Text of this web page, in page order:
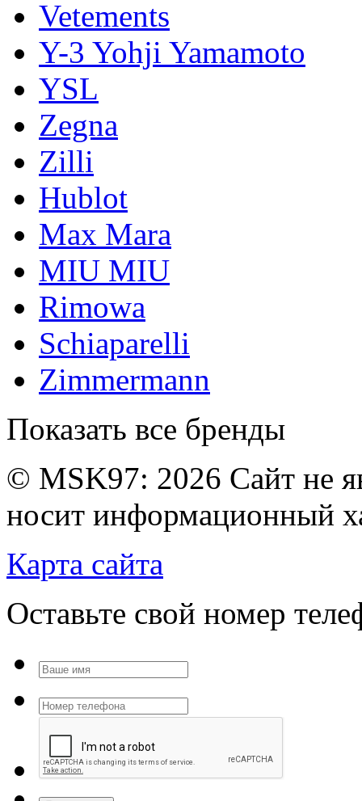
Vetements
Y-3 Yohji Yamamoto
YSL
Zegna
Zilli
Hublot
Max Mara
MIU MIU
Rimowa
Schiaparelli
Zimmermann
Показать все бренды
© MSK97: 2026 Сайт не
носит информационный
Карта сайта
Оставьте свой номер